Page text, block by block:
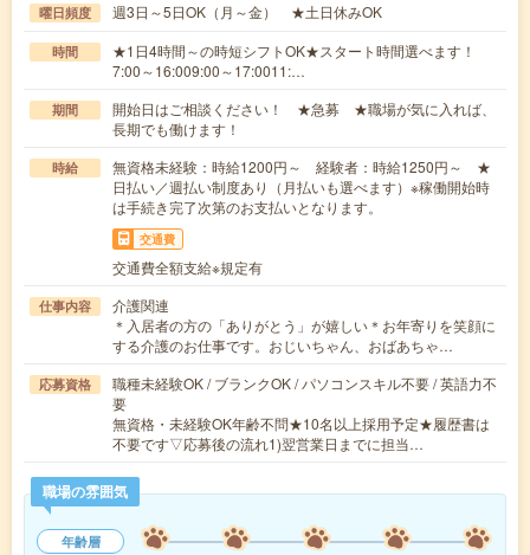
曜日頻度 週3日～5日OK（月～金） ★土日休みOK
時間
★1日4時間～の時短シフトOK★スタート時間選べます！
7:00～16:009:00～17:0011:…
期間
開始日はご相談ください！ ★急募 ★職場が気に入れば、
長期でも働けます！
時給
無資格未経験：時給1200円～ 経験者：時給1250円～ ★
日払い／週払い制度あり（月払いも選べます）※稼働開始時
は手続き完了次第のお支払いとなります。
交通費
交通費全額支給※規定有
仕事内容
介護関連
＊入居者の方の「ありがとう」が嬉しい＊お年寄りを笑顔に
する介護のお仕事です。おじいちゃん、おばあちゃ…
応募資格
職種未経験OK / ブランクOK / パソコンスキル不要 / 英語力不
要
無資格・未経験OK年齢不問★10名以上採用予定★履歴書は
不要です▽応募後の流れ1)翌営業日までに担当…
職場の雰囲気
年齢層